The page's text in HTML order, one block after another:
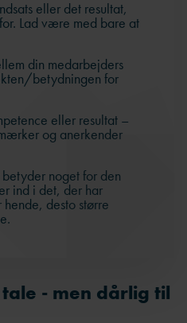
eller det resultat,
Lad være med bare at
din medarbejders
betydningen for
eller resultat –
og anerkender
noget for den
ind i det, der har
desto større
- men dårlig til